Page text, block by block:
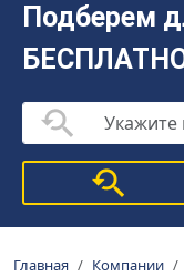
Подберем
Главная Компании